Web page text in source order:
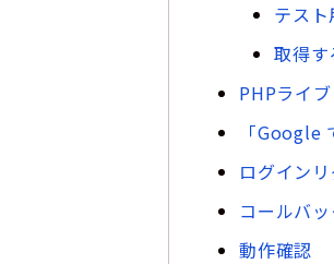
テス
取得す
PHPライ
「Google
ログイン
コールバ
動作確認